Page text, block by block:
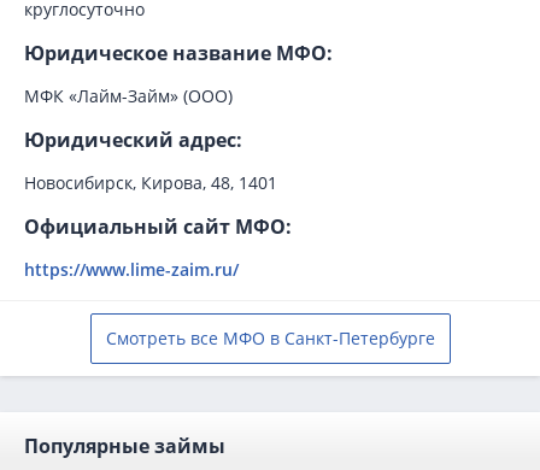
круглосуточно
Юридическое название МФО:
МФК «Лайм-Займ» (ООО)
Юридический адрес:
Новосибирск, Кирова, 48, 1401
Официальный сайт МФО:
https://www.lime-zaim.ru/
Смотреть все МФО в Санкт-Петербурге
Популярные займы